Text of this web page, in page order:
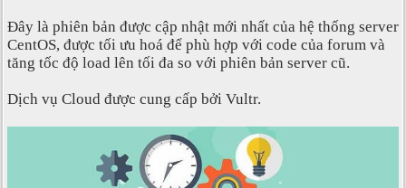
Đây là phiên bản được cập nhật mới nhất của hệ thống server
CentOS, được tối ưu hoá để phù hợp với code của forum và
tăng tốc độ load lên tối đa so với phiên bản server cũ.
Dịch vụ Cloud được cung cấp bởi Vultr.